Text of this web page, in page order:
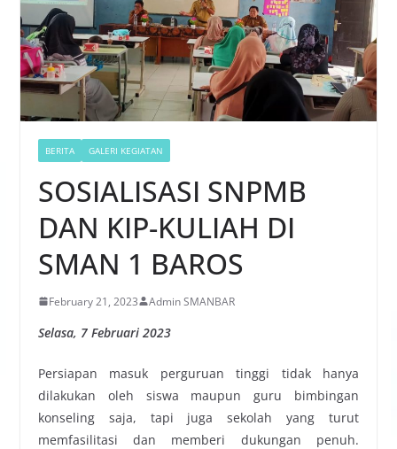
BERITA GALERI KEGIATAN
SOSIALISASI SNPMB
DAN KIP-KULIAH DI
SMAN 1 BAROS
February 21, 2023 Admin SMANBAR
Selasa, 7 Februari 2023
Persiapan masuk perguruan tinggi tidak hanya
dilakukan oleh siswa maupun guru bimbingan
konseling saja, tapi juga sekolah yang turut
memfasilitasi dan memberi dukungan penuh.